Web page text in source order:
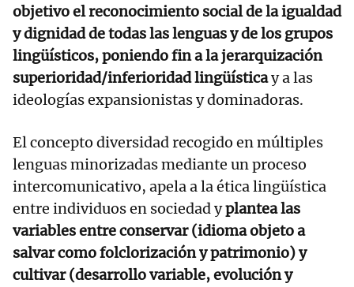
objetivo el reconocimiento social de la igualdad
y dignidad de todas las lenguas y de los grupos
lingüísticos, poniendo fin a la jerarquización
superioridad/inferioridad lingüísticay a las
ideologías expansionistas y dominadoras.
El concepto diversidad recogido en múltiples
lenguas minorizadas mediante un proceso
intercomunicativo, apela a la ética lingüística
entre individuos en sociedad yplantea las
variables entre conservar (idioma objeto a
salvar como folclorización y patrimonio) y
cultivar (desarrollo variable, evolución y